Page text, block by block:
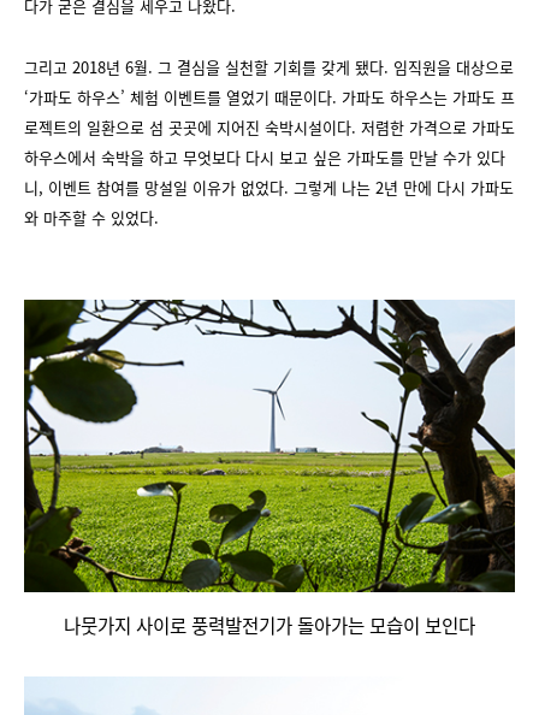
다가 굳은 결심을 세우고 나왔다.
그리고 2018년 6월. 그 결심을 실천할 기회를 갖게 됐다. 임직원을 대상으로
‘가파도 하우스’ 체험 이벤트를 열었기 때문이다. 가파도 하우스는 가파도 프
로젝트의 일환으로 섬 곳곳에 지어진 숙박시설이다. 저렴한 가격으로 가파도
하우스에서 숙박을 하고 무엇보다 다시 보고 싶은 가파도를 만날 수가 있다
니, 이벤트 참여를 망설일 이유가 없었다. 그렇게 나는 2년 만에 다시 가파도
와 마주할 수 있었다.
나뭇가지 사이로 풍력발전기가 돌아가는 모습이 보인다